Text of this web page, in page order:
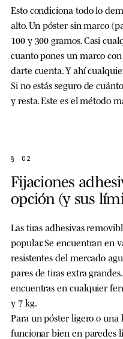
Esto condiciona todo lo
alto. Un póster sin marco
100 y 300 gramos. Casi
cuanto pones un marco
darte cuenta. Y ahí
Si no estás seguro de
y resta. Este es el método
§ 02
Fijaciones
opción (y sus
Las tiras adhesivas
popular. Se encuentran en
resistentes del mercado
pares de tiras extra
encuentras en cualquier
y 7 kg.
Para un póster ligero o
funcionar bien en paredes